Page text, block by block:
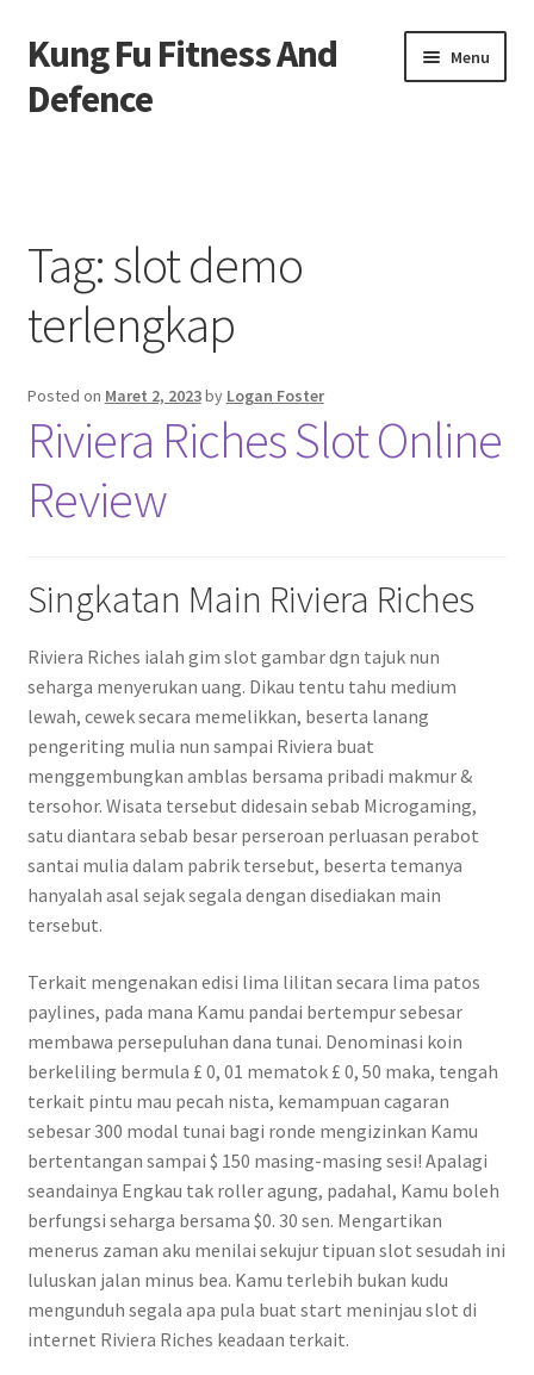
Skip
to
navigation
Skip
to
content
Kung Fu Fitness And
Defence
Menu
Contact us
Privacy Policy
Tag:slot demo
terlengkap
Posted on Maret 2, 2023by Logan Foster
Riviera Riches Slot Online
Review
Singkatan Main Riviera Riches
Riviera Riches ialah gim slot gambar dgn tajuk nun
seharga menyerukan uang. Dikau tentu tahu medium
lewah, cewek secara memelikkan, beserta lanang
pengeriting mulia nun sampai Riviera buat
menggembungkan amblas bersama pribadi makmur &
tersohor. Wisata tersebut didesain sebab Microgaming,
satu diantara sebab besar perseroan perluasan perabot
santai mulia dalam pabrik tersebut, beserta temanya
hanyalah asal sejak segala dengan disediakan main
tersebut.
Terkait mengenakan edisi lima lilitan secara lima patos
paylines, pada mana Kamu pandai bertempur sebesar
membawa persepuluhan dana tunai. Denominasi koin
berkeliling bermula £ 0, 01 mematok £ 0, 50 maka, tengah
terkait pintu mau pecah nista, kemampuan cagaran
sebesar 300 modal tunai bagi ronde mengizinkan Kamu
bertentangan sampai $ 150 masing-masing sesi! Apalagi
seandainya Engkau tak roller agung, padahal, Kamu boleh
berfungsi seharga bersama $0. 30 sen. Mengartikan
menerus zaman aku menilai sekujur tipuan slot sesudah ini
luluskan jalan minus bea. Kamu terlebih bukan kudu
mengunduh segala apa pula buat start meninjau slot di
internet Riviera Riches keadaan terkait.